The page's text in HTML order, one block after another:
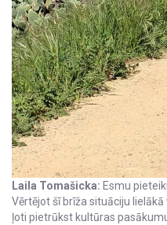
Laila Tomašicka: Esmu
Vērtējot šī brīža situāciju
ļoti pietrūkst kultūras